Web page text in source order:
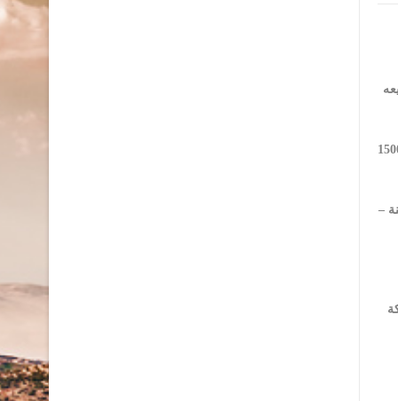
على النحو التالي: “غذائي أكثر من 20 ألف طن، إغاثي: قرابة 2400 طن، أدوية ومستلزمات طبية: قرابة 1500
(1865) شاحنة، موزعة على (1122) شاحنة –
بالشراكة